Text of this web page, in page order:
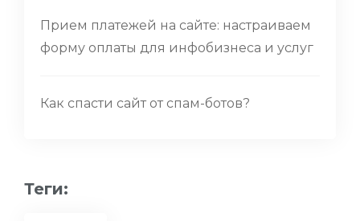
Прием платежей на сайте: настраиваем
форму оплаты для инфобизнеса и услуг
Как спасти сайт от спам-ботов?
Теги: